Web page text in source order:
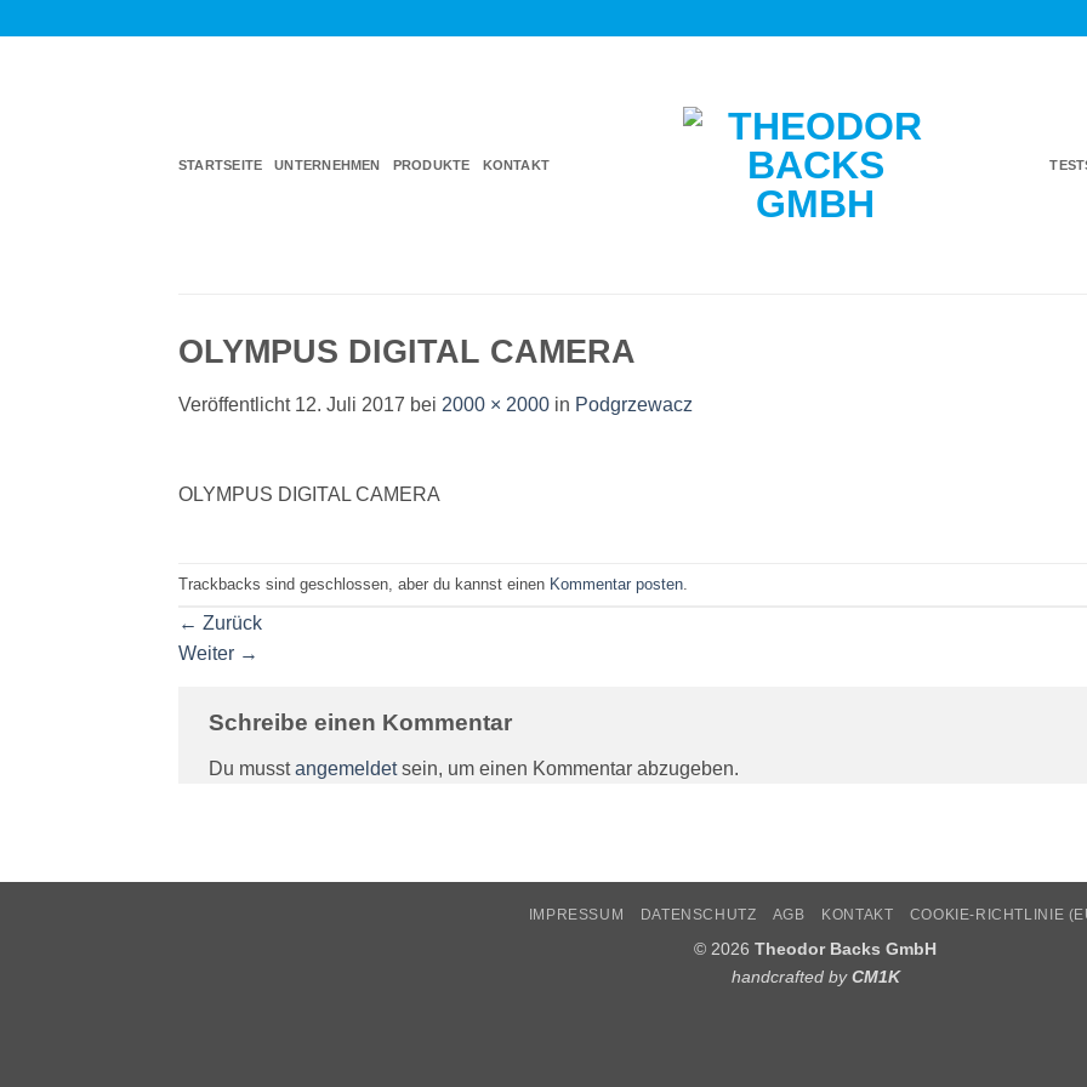
STARTSEITE UNTERNEHMEN PRODUKTE KONTAKT
OLYMPUS DIGITAL CAMERA
Veröffentlicht 12. Juli 2017 bei 2000 × 2000 in Podgrzewacz
OLYMPUS DIGITAL CAMERA
Trackbacks sind geschlossen, aber du kannst einen Kommentar posten
← Zurück
Weiter →
Schreibe einen Kommentar
Du musstangemeldetsein, um einen Kommentar abzugeben.
IMPRESSUM DATENSCHUTZ AGB KONTAKT COOKIE-RICHTLINIE
© 2026 Theodor Backs GmbH
handcrafted byCM1K